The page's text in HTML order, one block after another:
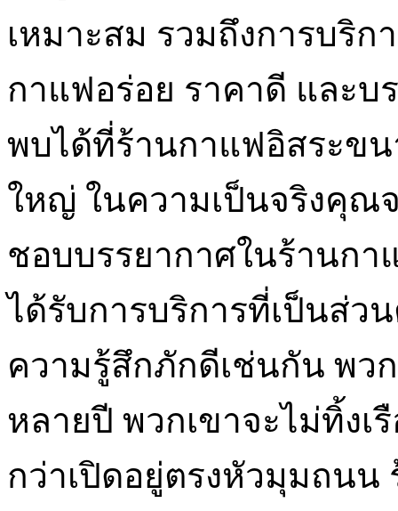
เหมาะสม รวมถึงการบริ
กาแฟอร่อย ราคาดี และบ
พบได้ที่ร้านกาแฟอิสระข
ใหญ่ ในความเป็นจริงคุณ
ชอบบรรยากาศในร้านกา
ได้รับการบริการที่เป็นส่
ความรู้สึกภักดีเช่นกัน พว
หลายปี พวกเขาจะไม่ทิ้งเ
กว่าเปิดอยู่ตรงหัวมุมถน